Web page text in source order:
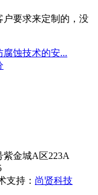
要求来定制的，没
腐蚀技术的安...
紫金城A区223A
支持： 尚贤科技